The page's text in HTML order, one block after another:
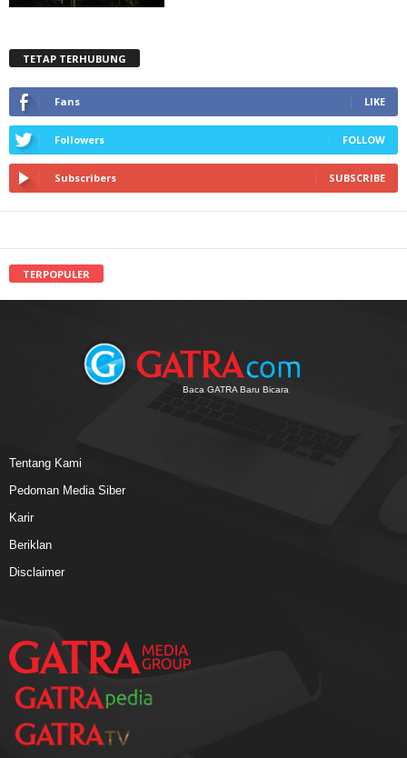
TETAP TERHUBUNG
Fans LIKE
Followers FOLLOW
Subscribers SUBSCRIBE
TERPOPULER
Baca GATRA Baru Bicara
Tentang Kami
Pedoman Media Siber
Karir
Beriklan
Disclaimer